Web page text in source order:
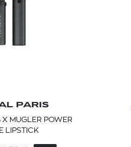
PARIS
X MUGLER POWER
LIPSTICK